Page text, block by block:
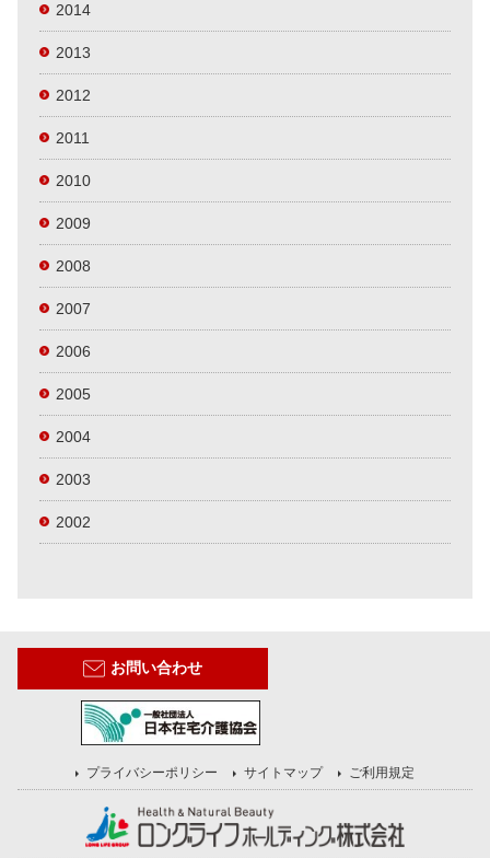
2014
2013
2012
2011
2010
2009
2008
2007
2006
2005
2004
2003
2002
お問い合わせ
プライバシーポリシー サイトマップ ご利用規定